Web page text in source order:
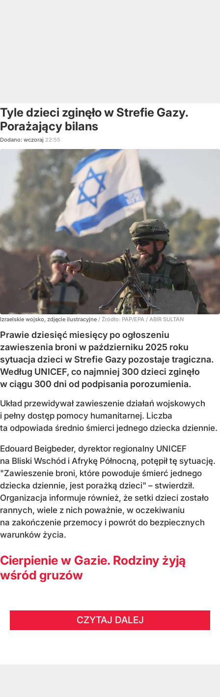
Tyle dzieci zginęło w Strefie Gazy.
Porażający bilans
Dodano: wczoraj 22:55
Izraelskie wojsko, zdjęcie ilustracyjne / Źródło: PAP/EPA / ABIR SULTAN
Prawie dziesięć miesięcy po ogłoszeniu
zawieszenia broni w październiku 2025 roku
sytuacja dzieci w Strefie Gazy pozostaje tragiczna.
Według UNICEF, co najmniej 300 dzieci zginęło
w ciągu 300 dni od podpisania porozumienia.
Układ przewidywał zawieszenie działań wojskowych
i pełny dostęp pomocy humanitarnej. Liczba
ta odpowiada średnio śmierci jednego dziecka dziennie.
Edouard Beigbeder, dyrektor regionalny UNICEF
na Bliski Wschód i Afrykę Północną, potępił tę sytuację.
"Zawieszenie broni, które powoduje śmierć jednego
dziecka dziennie, jest porażką dzieci" – stwierdził.
Organizacja informuje również, że setki dzieci zostało
rannych, wiele z nich poważnie, w oczekiwaniu
na zakończenie przemocy i powrót do bezpiecznych
warunków życia.
Cierpienie w Gazie. Rodziny żyją
wśród gruzów
CZYTAJ DALEJ